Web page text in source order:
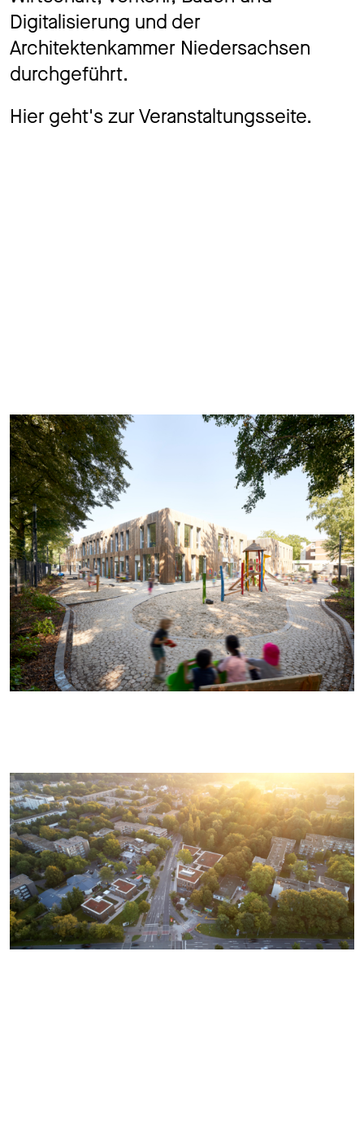
Digitalisierung und der
Architektenkammer Niedersachsen
durchgeführt.
Hier geht's zur Veranstaltungsseite.